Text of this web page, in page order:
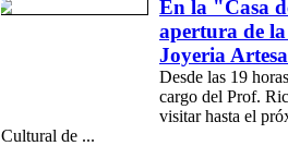
En la "Casa
apertura de
Joyeria
Desde las 19
cargo del Prof.
visitar hasta el
Cultural de ...